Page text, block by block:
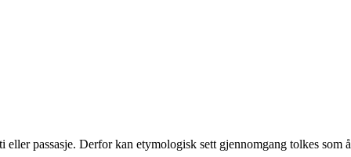
passasje. Derfor kan etymologisk sett gjennomgang tolkes som å